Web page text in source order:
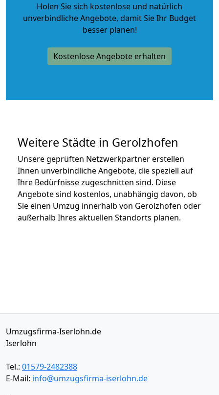
Holen Sie sich kostenlose und natürlich
unverbindliche Angebote, damit Sie Ihr Budget
besser planen!
Kostenlose Angebote erhalten
Weitere Städte in Gerolzhofen
Unsere geprüften Netzwerkpartner erstellen
Ihnen unverbindliche Angebote, die speziell auf
Ihre Bedürfnisse zugeschnitten sind. Diese
Angebote sind kostenlos, unabhängig davon, ob
Sie einen Umzug innerhalb von Gerolzhofen oder
außerhalb Ihres aktuellen Standorts planen.
Umzugsfirma-Iserlohn.de
Iserlohn
Tel.: 01579-2482388
E-Mail: info@umzugsfirma-iserlohn.de